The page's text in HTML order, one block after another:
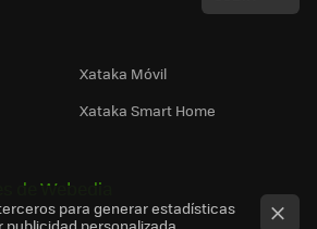
Xataka Móvil
Xataka Smart Home
de Webedia
para generar estadísticas